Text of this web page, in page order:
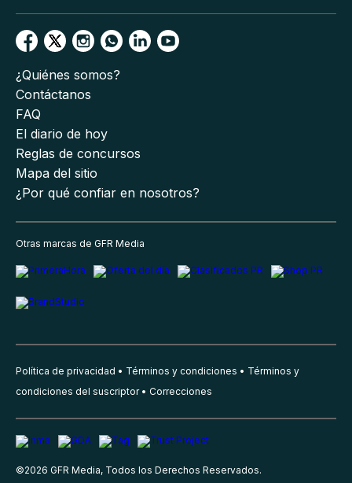
¿Quiénes somos?
Contáctanos
FAQ
El diario de hoy
Reglas de concursos
Mapa del sitio
¿Por qué confiar en nosotros?
Otras marcas de GFR Media
Política de privacidad Términos y condiciones
Términos y
condiciones del suscriptor
Correcciones
©2026 GFR Media, Todos los Derechos Reservados.